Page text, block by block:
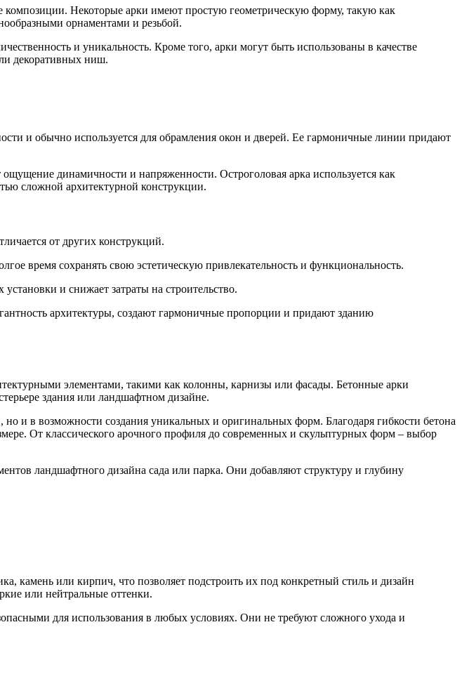
композиции. Некоторые арки имеют простую геометрическую форму, такую как
орнаментами и резьбой.
и уникальность. Кроме того, арки могут быть использованы в качестве
декоративных ниш.
и обычно используется для обрамления окон и дверей. Ее гармоничные линии придают
динамичности и напряженности. Остроголовая арка используется как
сложной архитектурной конструкции.
от других конструкций.
время сохранять свою эстетическую привлекательность и функциональность.
и снижает затраты на строительство.
архитектуры, создают гармоничные пропорции и придают зданию
элементами, такими как колонны, карнизы или фасады. Бетонные арки
здания или ландшафтном дизайне.
и в возможности создания уникальных и оригинальных форм. Благодаря гибкости бетона
От классического арочного профиля до современных и скульптурных форм – выбор
ландшафтного дизайна сада или парка. Они добавляют структуру и глубину
камень или кирпич, что позволяет подстроить их под конкретный стиль и дизайн
или нейтральные оттенки.
для использования в любых условиях. Они не требуют сложного ухода и